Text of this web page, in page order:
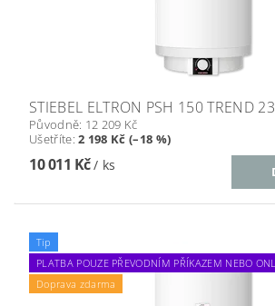
STIEBEL ELTRON PSH 150 TREND
Původně: 12 209 Kč
Ušetříte:2 198 Kč (–18 %)
10 011 Kč/ ks
Tip
PLATBA POUZE PŘEVODNÍM PŘÍKAZEM NEBO
Doprava zdarma